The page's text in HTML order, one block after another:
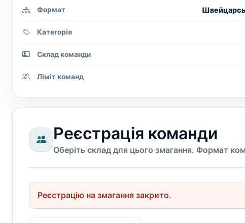
Формат
Категорія
Склад команди
Ліміт команд
Реєстрація команди
Оберіть склад для цього змагання. Формат
Реєстрацію на змагання закрито.